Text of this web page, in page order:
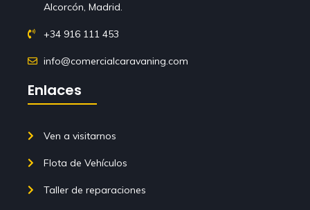
Alcorcón, Madrid.
+34 916 111 453
info@comercialcaravaning.com
Enlaces
Ven a visitarnos
Flota de Vehículos
Taller de reparaciones